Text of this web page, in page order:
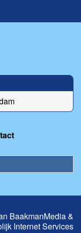
BaakmanMedia&
Internet Services